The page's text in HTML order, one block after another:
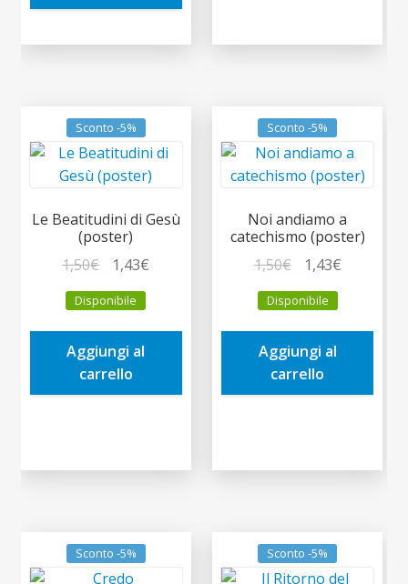
Sconto -5%
Le Beatitudini di Gesù
(poster)
1,50€
prezzo
originale
era:
1,50€.
1,43€
è:
Disponibile
Aggiungi al
carrello
Sconto -5%
Noi andiamo a
catechismo (poster)
1,50€
prezzo
originale
era:
1,50€.
1,43€Il
è:
Disponibile
Aggiungi al
carrello
Sconto -5% Sconto -5%